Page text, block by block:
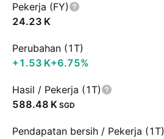
Pekerja (FY)
‪24.23 K‬
Perubahan (1T)
‪+1.53 K‬+6.75%
Hasil / Pekerja (1T)
‪588.48 K‬ SGD
Pendapatan bersih / Pekerja (1T)